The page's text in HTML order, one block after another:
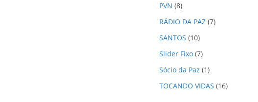
PVN (8)
RÁDIO DA PAZ (7)
SANTOS (10)
Slider Fixo (7)
Sócio da Paz (1)
TOCANDO VIDAS (16)